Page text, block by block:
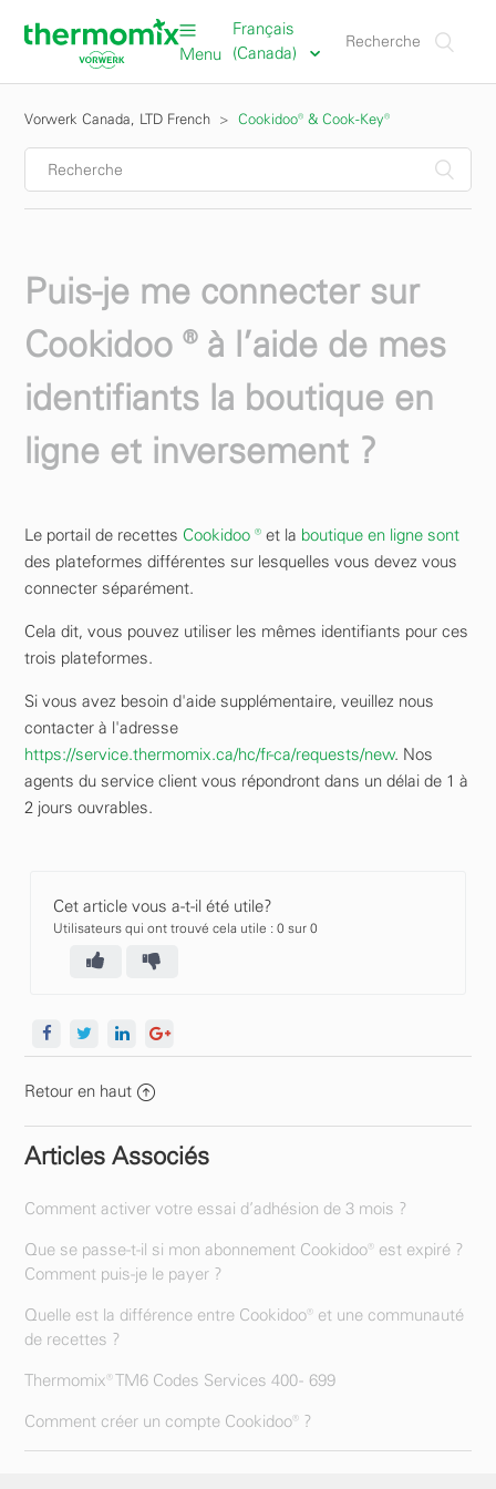
Menu
Français
(Canada)
Vorwerk Canada, LTD French Cookidoo® & Cook-Key®
Puis-je me connecter sur
Cookidoo ® à l’aide de mes
identifiants la boutique en
ligne et inversement ?
Le portail de recettes Cookidoo ® et la boutique en ligne sont
des plateformes différentes sur lesquelles vous devez vous
connecter séparément.
Cela dit, vous pouvez utiliser les mêmes identifiants pour ces
trois plateformes.
Si vous avez besoin d'aide supplémentaire, veuillez nous
contacter à l'adresse
https://service.thermomix.ca/hc/fr-ca/requests/new. Nos
agents du service client vous répondront dans un délai de 1 à
2 jours ouvrables.
Cet article vous a-t-il été utile?
Utilisateurs qui ont trouvé cela utile : 0 sur 0
Retour en haut
Articles Associés
Comment activer votre essai d’adhésion de 3 mois ?
Que se passe-t-il si mon abonnement Cookidoo® est expiré ?
Comment puis-je le payer ?
Quelle est la différence entre Cookidoo® et une communauté
de recettes ?
Thermomix® TM6 Codes Services 400 - 699
Comment créer un compte Cookidoo® ?